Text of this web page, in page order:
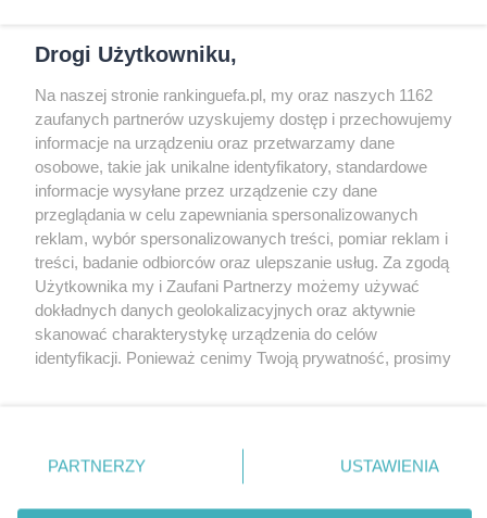
COPYRIGHT
© Jan Sikorski 2009-2026, Rankinguefa.pl.
Wszystkie prawa zastrzeżone.
Wykonanie: Strony Internetowe Warszawa
O WITRYNIE
UEFA, a jej treści są prywatnymi opiniami i
Ta strona korzysta z ciasteczek aby świadczyć usługi na
Drogi Użytkowniku,
Na naszej stronie rankinguefa.pl, my oraz naszych 1162
zaufanych partnerów uzyskujemy dostęp i przechowujemy
informacje na urządzeniu oraz przetwarzamy dane
osobowe, takie jak unikalne identyfikatory, standardowe
informacje wysyłane przez urządzenie czy dane
przeglądania w celu zapewniania spersonalizowanych
reklam, wybór spersonalizowanych treści, pomiar reklam i
treści, badanie odbiorców oraz ulepszanie usług. Za zgodą
Użytkownika my i Zaufani Partnerzy możemy używać
dokładnych danych geolokalizacyjnych oraz aktywnie
skanować charakterystykę urządzenia do celów
identyfikacji. Ponieważ cenimy Twoją prywatność, prosimy
prywatności znajdujący się w lewym dolnym rogu strony
. Niektóre rodzaje przetwarzania danych nie wymagają
zgody użytkownika, ale masz prawo sprzeciwić się
PARTNERZY USTAWIENIA